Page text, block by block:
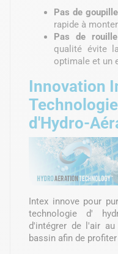
Pas de
rapide à
Pas de
qualité évite
optimale et un
Innovation
d'Hydro-
Intex innove pour
technologie d'
d'intégrer de l'air
bassin afin de